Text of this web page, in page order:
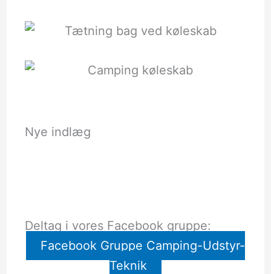
Nye indlæg
Deltag i vores Facebook gruppe:
Facebook Gruppe Camping-Udstyr-
Teknik